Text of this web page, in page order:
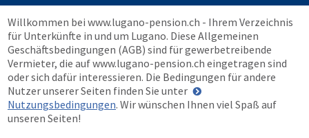
Willkommen bei www.lugano-pension.ch - Ihrem Verzeichnis
für Unterkünfte in und um Lugano. Diese Allgemeinen
Geschäftsbedingungen (AGB) sind für gewerbetreibende
Vermieter, die aufwww.lugano-pension.ch eingetragen sind
oder sich dafür interessieren. Die Bedingungen für andere
Nutzer unserer Seiten finden Sie unter
Nutzungsbedingungen. Wir wünschen Ihnen viel Spaß auf
unseren Seiten!